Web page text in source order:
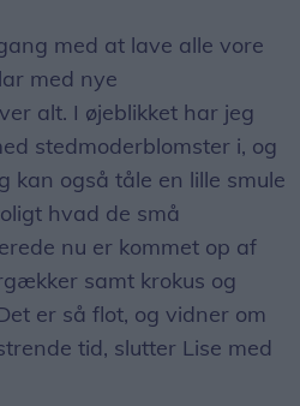
med at lave alle vore
med nye
alt. I øjeblikket har jeg
stedmoderblomster i, og
kan også tåle en lille smule
hvad de små
nu er kommet op af
samt krokus og
er så flot, og vidner om
tid, slutter Lise med